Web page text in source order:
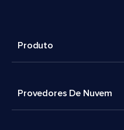
Produto
Provedores De Nuvem